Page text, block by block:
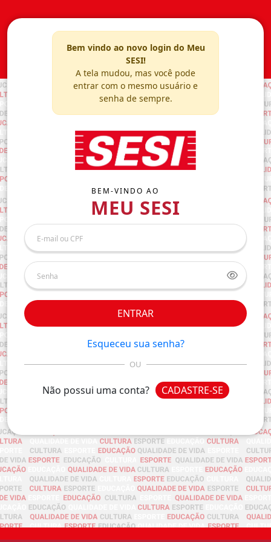
Bem vindo ao novo login do Meu
SESI!
A tela mudou, mas você pode
entrar com o mesmo usuário e
senha de sempre.
BEM-VINDO AO
MEU SESI
ENTRAR
Esqueceu sua senha?
OU
Não possui uma conta? CADASTRE-SE